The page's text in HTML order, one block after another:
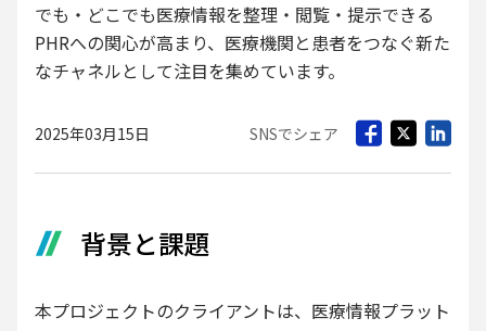
でも・どこでも医療情報を整理・閲覧・提示できる
PHRへの関心が高まり、医療機関と患者をつなぐ新た
なチャネルとして注目を集めています。
2025年03月15日 SNSでシェア
背景と課題
本プロジェクトのクライアントは、医療情報プラット